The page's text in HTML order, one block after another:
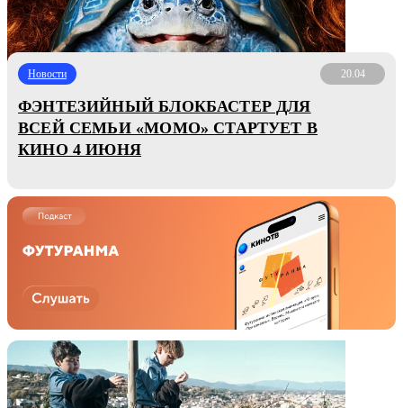
Новости 20.04
ФЭНТЕЗИЙНЫЙ БЛОКБАСТЕР ДЛЯ
ВСЕЙ СЕМЬИ «МОМО» СТАРТУЕТ В
КИНО 4 ИЮНЯ